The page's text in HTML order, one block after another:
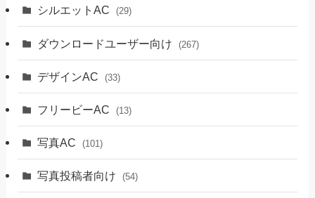
シルエットAC (29)
ダウンロードユーザー向け (267)
デザインAC (33)
フリービーAC (13)
写真AC (101)
写真投稿者向け (54)